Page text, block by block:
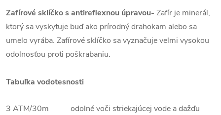
Zafírové sklíčkos antireflexnou úpravou- Zafír je minerál,
ktorý sa vyskytuje buď ako prírodný drahokam alebo sa
umelo vyrába. Zafírové sklíčko sa vyznačuje veľmi vysokou
odolnosťou proti poškrabaniu.
Tabuľka vodotesnosti
3 ATM/30m odolné voči striekajúcej vode a dažďu